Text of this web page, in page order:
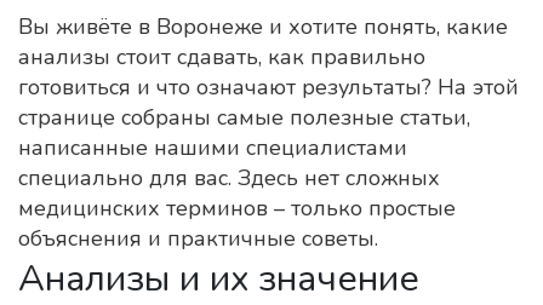
Вы живёте в Воронежe и хотите понять, какие
анализы стоит сдавать, как правильно
готовиться и что означают результаты? На этой
странице собраны самые полезные статьи,
написанные нашими специалистами
специально для вас. Здесь нет сложных
медицинских терминов – только простые
объяснения и практичные советы.
Анализы и их значение